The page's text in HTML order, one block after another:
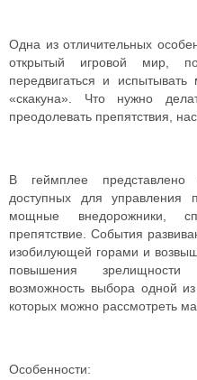
Одна из отличительных
открытый игровой мир,
передвигаться и
«скакуна». Что нужно
преодолевать препятствия,
В геймплее
доступных для управления
мощные внедорожники,
препятствие. События
изобилующей горами и
повышения зрелищности
возможность выбора одной
которых можно рассмотреть
Особенности: